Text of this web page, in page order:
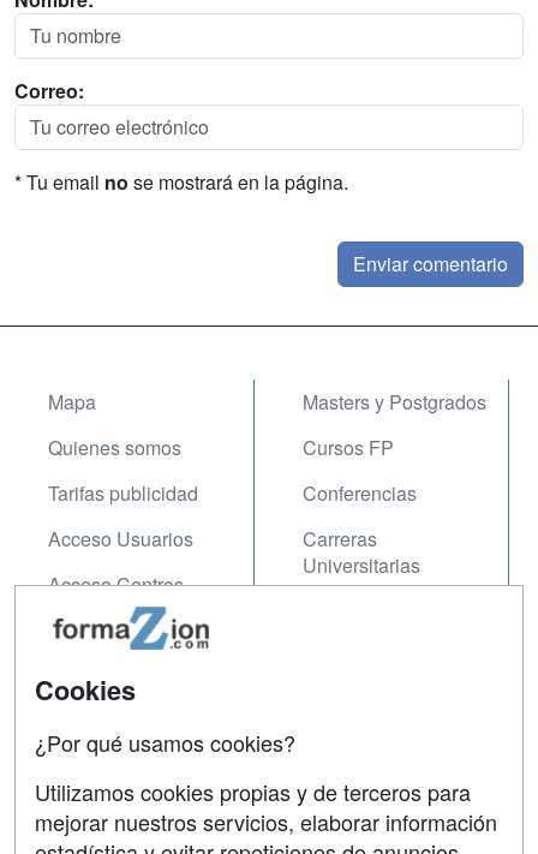
Correo:
* Tu email no se mostrará en la página.
Mapa
Quienes somos
Tarifas publicidad
Acceso Usuarios
Acceso Centros
Masters y Postgrados
Cursos FP
Conferencias
Carreras
Universitarias
Contactar
Copyleft
Cookies
¿Por qué usamos cookies?
Utilizamos cookies propias y de terceros para
mejorar nuestros servicios, elaborar información